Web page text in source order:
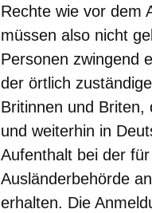
Rechte wie vor dem
müssen also nicht
Personen zwingend
der örtlich
Britinnen und Briten,
und weiterhin in
Aufenthalt bei der
Ausländerbehörde
erhalten. Die